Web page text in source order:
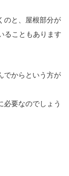
のと、屋根部分が
ることもあります
でからという方が
必要なのでしょう